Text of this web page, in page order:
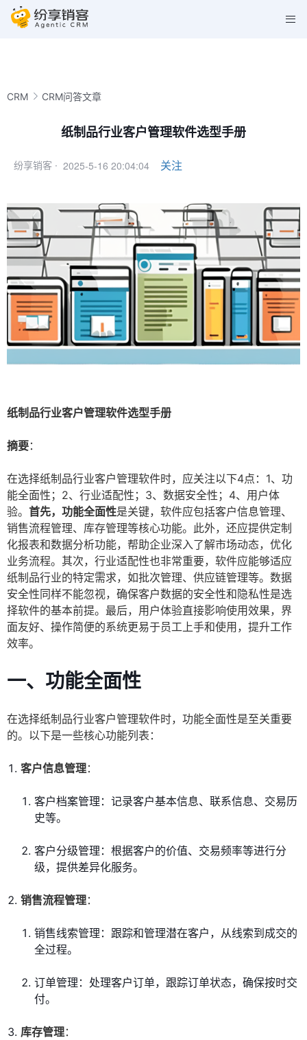
CRM CRM问答文章
纸制品行业客户管理软件选型手册
纷享销客 · 2025-5-16 20:04:04 关注
纸制品行业客户管理软件选型手册
摘要：
在选择纸制品行业客户管理软件时，应关注以下4点：1、功
能全面性；2、行业适配性；3、数据安全性；4、用户体
验。 首先，功能全面性是关键，软件应包括客户信息管理、
销售流程管理、库存管理等核心功能。此外，还应提供定制
化报表和数据分析功能，帮助企业深入了解市场动态，优化
业务流程。其次，行业适配性也非常重要，软件应能够适应
纸制品行业的特定需求，如批次管理、供应链管理等。数据
安全性同样不能忽视，确保客户数据的安全性和隐私性是选
择软件的基本前提。最后，用户体验直接影响使用效果，界
面友好、操作简便的系统更易于员工上手和使用，提升工作
效率。
一、功能全面性
在选择纸制品行业客户管理软件时，功能全面性是至关重要
的。以下是一些核心功能列表：
客户信息管理：
客户档案管理：记录客户基本信息、联系信息、交易历
史等。
客户分级管理：根据客户的价值、交易频率等进行分
级，提供差异化服务。
销售流程管理：
销售线索管理：跟踪和管理潜在客户，从线索到成交的
全过程。
订单管理：处理客户订单，跟踪订单状态，确保按时交
付。
库存管理：